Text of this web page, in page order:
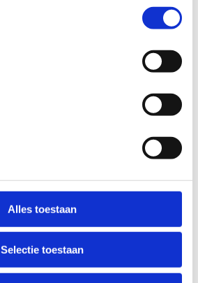
Alles toestaan
Selectie toestaan